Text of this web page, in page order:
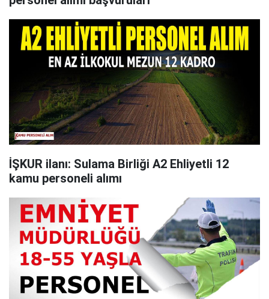
İŞKUR ilanı: Sulama Birliği A2 Ehliyetli 12
kamu personeli alımı